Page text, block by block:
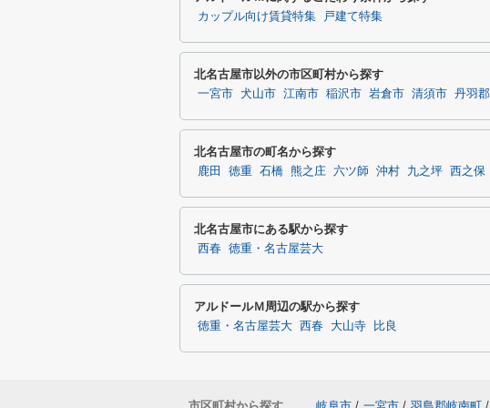
カップル向け賃貸特集 戸建て特集
北名古屋市以外の市区町村から探す
一宮市 犬山市 江南市 稲沢市 岩倉市 清須市 丹羽郡
北名古屋市の町名から探す
鹿田 徳重 石橋 熊之庄 六ツ師 沖村 九之坪 西之保
北名古屋市にある駅から探す
西春 徳重・名古屋芸大
アルドールＭ周辺の駅から探す
徳重・名古屋芸大 西春 大山寺 比良